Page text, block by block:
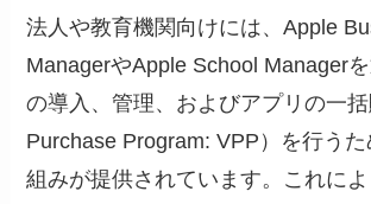
法人や教育機関向けには、Apple
ManagerやApple School Manager
の導入、管理、およびアプリの一
Purchase Program: VPP）を行う
組みが提供されています。これに